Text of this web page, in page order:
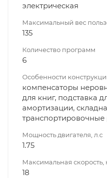
электрическая
Максимальный вес
135
Количество программ
6
Особенности
компенсаторы
для книг, подставка
амортизации,
транспортировочные
Мощность двигателя, л.с
1.75
Максимальная скорость,
18